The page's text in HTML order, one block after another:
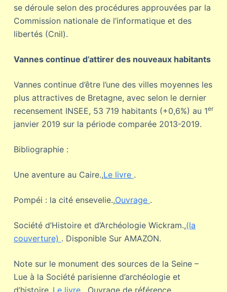
se déroule selon des procédures approuvées par la
Commission nationale de l’informatique et des
libertés (Cnil).
Vannes continue d’attirer des nouveaux habitants
Vannes continue d’être l’une des villes moyennes les
plus attractives de Bretagne, avec selon le dernier
recensement INSEE, 53 719 habitants (+0,6%) au 1er
janvier 2019 sur la période comparée 2013-2019.
Bibliographie :
Une aventure au Caire.,Le livre .
Pompéi : la cité ensevelie.,Ouvrage .
Société d’Histoire et d’Archéologie Wickram.,(la
couverture) . Disponible Sur AMAZON.
Note sur le monument des sources de la Seine –
Lue à la Société parisienne d’archéologie et
d’histoire., Le livre . Ouvrage de référence.